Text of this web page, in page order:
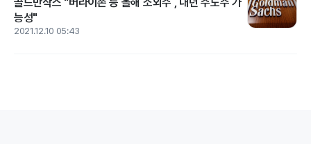
능성"
2021.12.10 05:43